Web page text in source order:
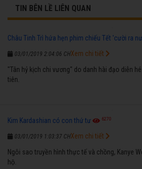
TIN BÊN LỀ LIÊN QUAN
Châu Tinh Trì hứa hẹn phim chiếu Tết 'cười ra
03/01/2019 2:04:06 CH
"Tân hỷ kịch chi vương" do danh hài đạo diễn
tiên.
Xem chi tiết
Kim Kardashian có con thứ tư 6270
03/01/2019 1:03:37 CH
Ngôi sao truyền hình thực tế và chồng, Kanye
hộ.
Xem chi tiết